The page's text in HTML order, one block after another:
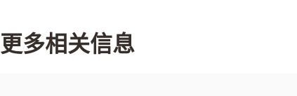
更多相关信息